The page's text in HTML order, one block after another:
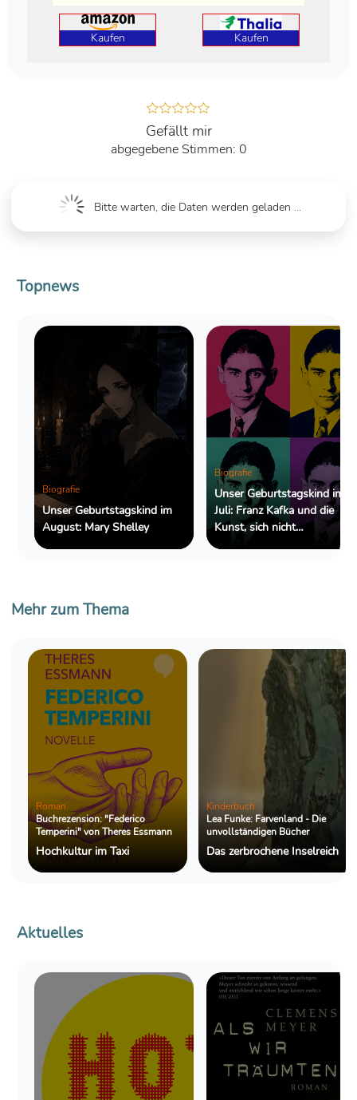
Kaufen Kaufen
Gefällt mir
0
Bitte warten, die Daten werden geladen ...
Topnews
Biografie
Unser Geburtstagskind im
August: Mary Shelley
Biografie
Unser Geburtstagskind im
Juli: Franz Kafka und die
Kunst, sich nicht
zurechtzufinden
Mehr zum Thema
Roman
Buchrezension: "Federico
Temperini" von Theres Essmann
Hochkultur im Taxi
Kinderbuch
Lea Funke: Farvenland - Die
unvollständigen Bücher
Das zerbrochene Inselreich
Aktuelles